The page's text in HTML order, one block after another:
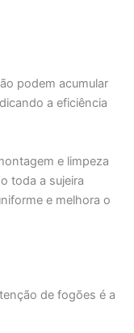
podem acumular
a eficiência
e limpeza
toda a sujeira
e melhora o
de fogões é a